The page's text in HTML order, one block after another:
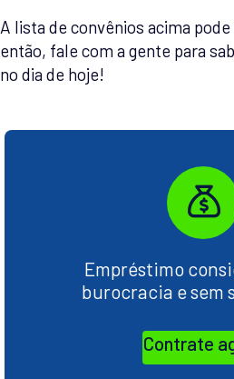
A lista de convênios acima
então, fale com a gente para
no dia de hoje!
Empréstimo
burocracia e sem
Contrate